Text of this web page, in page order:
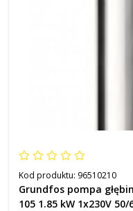
Kod produktu: 96510210
Grundfos pompa
105 1.85 kW 1x230V